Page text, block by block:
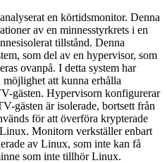
en körtidsmonitor. Denna
av en minnesstyrkrets i en
tillstånd. Denna
som del av en hypervisor, som
ovanpå. I detta system har
att kunna erhålla
gästen. Hypervisorn konfigurerar
gästen är isolerade, bortsett från
för att överföra krypterade
Monitorn verkställer enbart
av Linux, som inte kan få
som inte tillhör Linux.